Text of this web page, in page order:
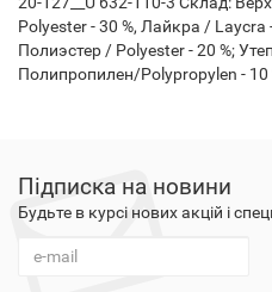
Polyester - 30 %, Лайкра / Laycra
Полиэстер / Polyester - 20 %;
Полипропилен/Polypropylen - 10
Підписка на новини
Будьте в курсі нових акцій і